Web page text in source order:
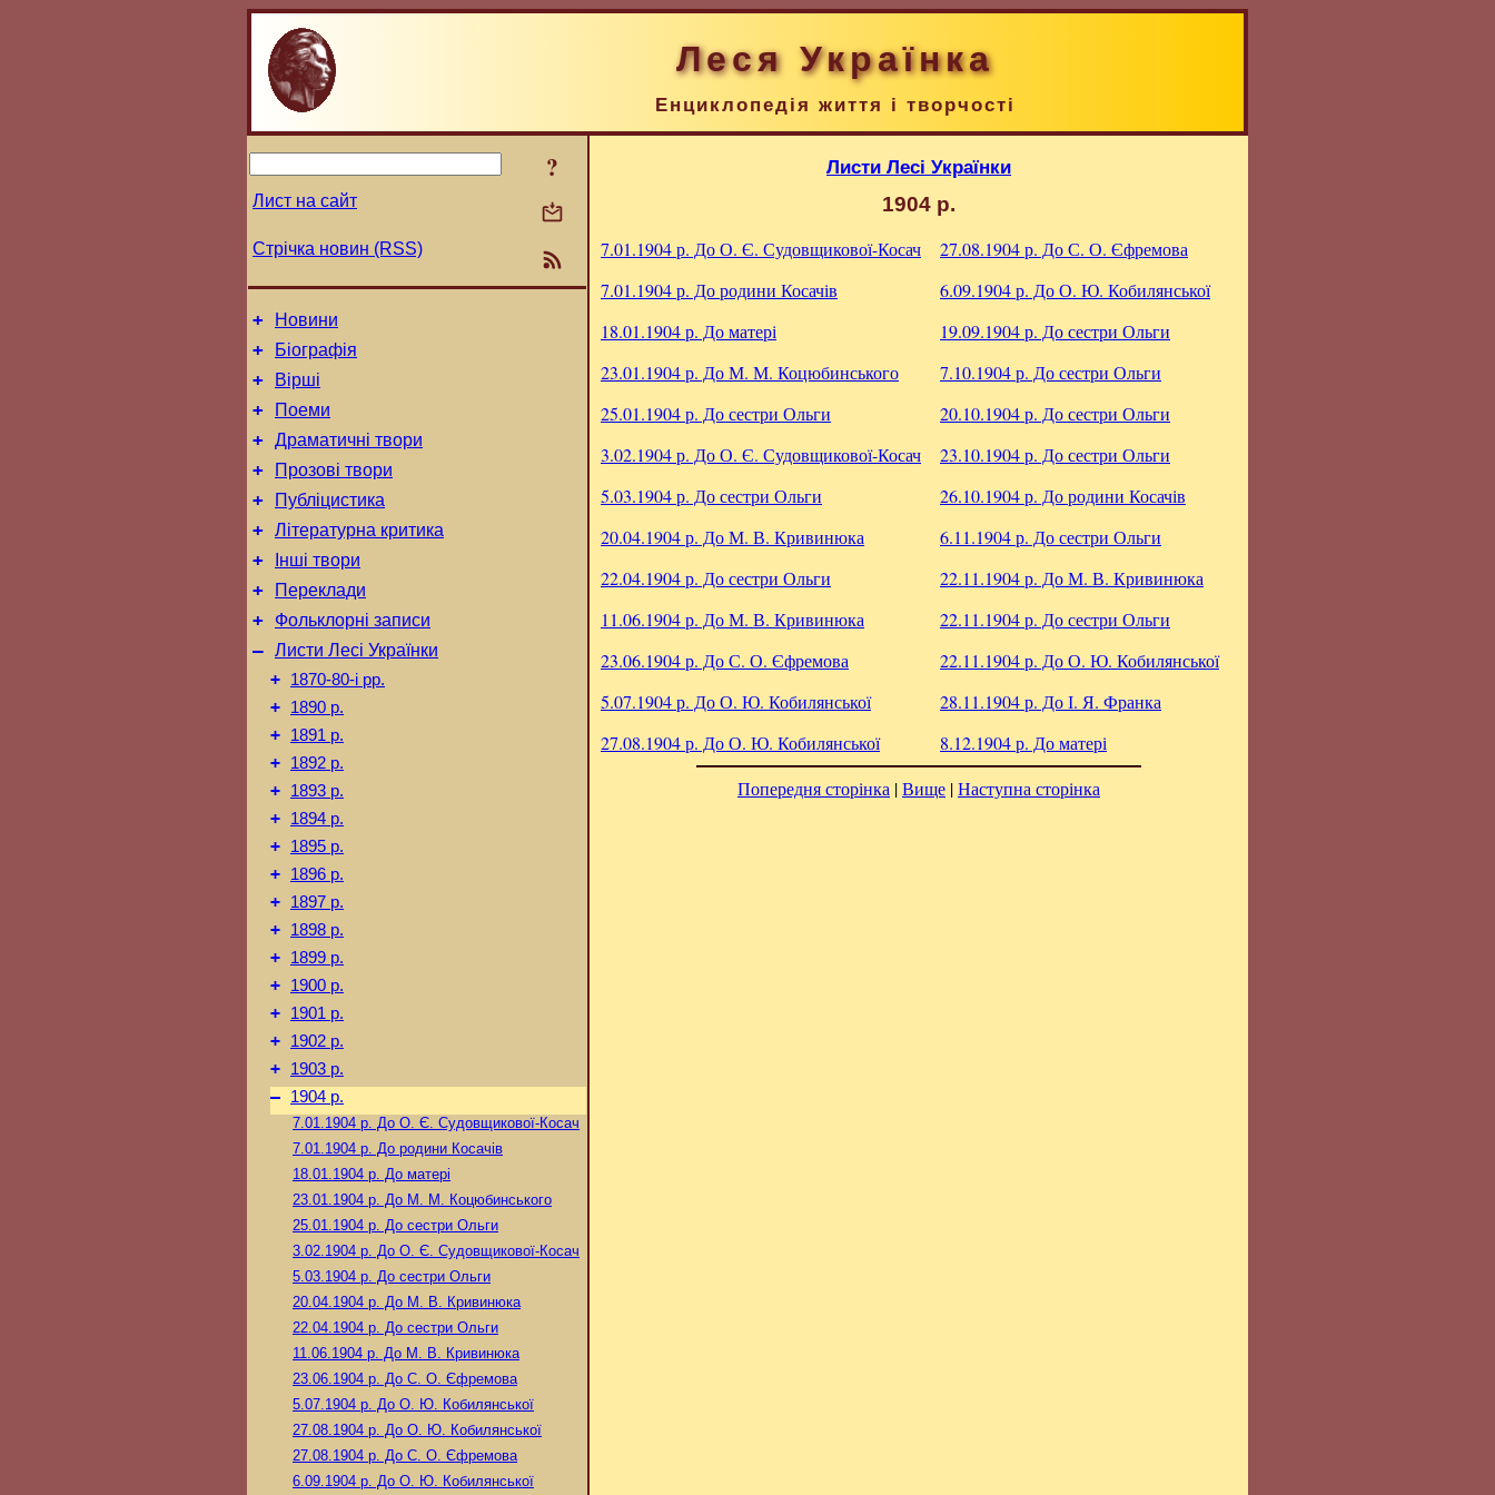
Леся Українка
Енциклопедія життя і творчості
?
Лист на сайт
Стрічка новин (RSS)
+ Новини
+ Біографія
+ Вірші
+ Поеми
+ Драматичні твори
+ Прозові твори
+ Публіцистика
+ Літературна критика
+ Інші твори
+ Переклади
+ Фольклорні записи
– Листи Лесі Українки
+
1870-80-і рр.
+ 1890 р.
+ 1891 р.
+ 1892 р.
+ 1893 р.
+ 1894 р.
+ 1895 р.
+ 1896 р.
+ 1897 р.
+ 1898 р.
+ 1899 р.
+ 1900 р.
+ 1901 р.
+ 1902 р.
+ 1903 р.
– 1904 р.
7.01.1904 р. До О. Є. Судовщикової-Косач
7.01.1904 р. До родини Косачів
18.01.1904 р. До матері
23.01.1904 р. До М. М. Коцюбинського
25.01.1904 р. До сестри Ольги
3.02.1904 р. До О. Є. Судовщикової-Косач
5.03.1904 р. До сестри Ольги
20.04.1904 р. До М. В. Кривинюка
22.04.1904 р. До сестри Ольги
11.06.1904 р. До М. В. Кривинюка
23.06.1904 р. До С. О. Єфремова
5.07.1904 р. До О. Ю. Кобилянської
27.08.1904 р. До О. Ю. Кобилянської
27.08.1904 р. До С. О. Єфремова
6.09.1904 р. До О. Ю. Кобилянської
Листи Лесі Українки
1904 р.
7.01.1904 р. До О. Є. Судовщикової-Косач
7.01.1904 р. До родини Косачів
18.01.1904 р. До матері
23.01.1904 р. До М. М. Коцюбинського
25.01.1904 р. До сестри Ольги
3.02.1904 р. До О. Є. Судовщикової-Косач
5.03.1904 р. До сестри Ольги
20.04.1904 р. До М. В. Кривинюка
22.04.1904 р. До сестри Ольги
11.06.1904 р. До М. В. Кривинюка
23.06.1904 р. До С. О. Єфремова
5.07.1904 р. До О. Ю. Кобилянської
27.08.1904 р. До О. Ю. Кобилянської
27.08.1904 р. До С. О. Єфремова
6.09.1904 р. До О. Ю. Кобилянської
19.09.1904 р. До сестри Ольги
7.10.1904 р. До сестри Ольги
20.10.1904 р. До сестри Ольги
23.10.1904 р. До сестри Ольги
26.10.1904 р. До родини Косачів
6.11.1904 р. До сестри Ольги
22.11.1904 р. До М. В. Кривинюка
22.11.1904 р. До сестри Ольги
22.11.1904 р. До О. Ю. Кобилянської
28.11.1904 р. До І. Я. Франка
8.12.1904 р. До матері
Попередня сторінка |Вище |Наступна сторінка